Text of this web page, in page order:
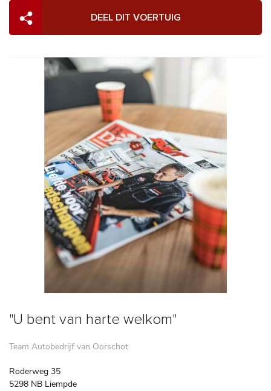
DEEL DIT VOERTUIG
"U bent van harte welkom"
Team Autobedrijf van Oorschot
Roderweg 35
5298 NB Liempde